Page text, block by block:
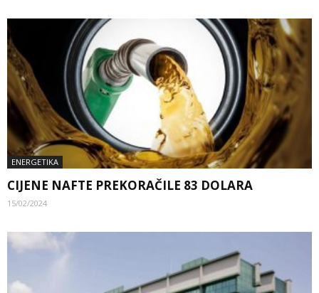
ENERGETIKA
CIJENE NAFTE PREKORAČILE 83 DOLARA
15/02/2024